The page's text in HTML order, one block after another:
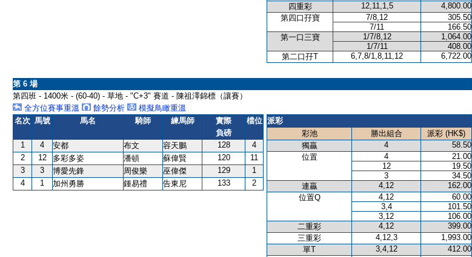
四重彩
12,11,1,5
4,800.00
第四口孖寶
7/8,12
305.50
7/11
166.50
第一口三寶
1/7/8,12
1,064.00
1/7/11
408.00
第二口孖T
6,7,8/1,8,11,12 6,722.00
第 6 場
第四班 - 1400米 - (60-40) - 草地 - "C+3" 賽道 - 陳祖澤錦標（讓賽）
全方位賽事重溫
餘勢分析
模擬鳥瞰重溫
名次 馬號 馬名 騎師 練馬師
實際
負磅
檔位
1 4 安都 布文 容天鵬 128
4
2
12 多彩多姿 潘頓 蘇偉賢 120
11
3
3 博愛先鋒 周俊樂 巫偉傑 129
1
4
1 加州勇勝 鍾易禮 告東尼 133 2
派彩
彩池
勝出組合
派彩 (HK$)
獨贏
4
58.50
位置
4
21.00
12
19.50
3
34.50
連贏
4,12
162.00
位置Q
4,12
60.00
3,4
101.50
3,12
106.00
二重彩
4,12
399.00
三重彩
4,12,3
1,993.00
單T
3,4,12
412.00